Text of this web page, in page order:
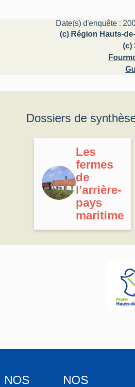
Date(s) d'enquête :
(c) Région Hauts-
(c)
Dossiers de
Les
fermes
de
l'arrière-
pays
maritime
NOS
NOS